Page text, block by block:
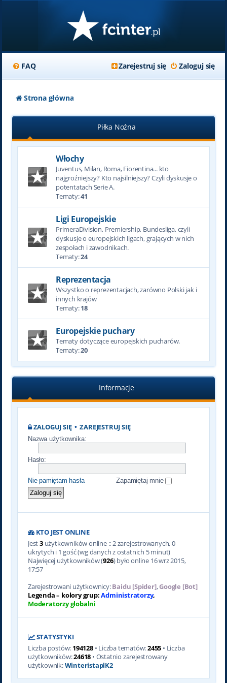
FAQ Zaloguj się
Zarejestruj się
Strona główna
Piłka Nożna
Włochy
Juventus, Milan, Roma, Fiorentina... kto
najgroźniejszy? Kto najsilniejszy? Czyli dyskusje o
potentatach Serie A.
Tematy:41
Ligi Europejskie
PrimeraDivision, Premiership, Bundesliga, czyli
dyskusje o europejskich ligach, grających w nich
zespołach i zawodnikach.
Tematy:24
Reprezentacja
Wszystko o reprezentacjach, zarówno Polski jak i
innych krajów
Tematy:18
Europejskie puchary
Tematy dotyczące europejskich pucharów.
Tematy:20
Informacje
ZALOGUJ SIĘ•ZAREJESTRUJ SIĘ
Nazwa użytkownika:
Hasło:
Nie pamiętam hasła Zapamiętaj mnie
KTO JEST ONLINE
Jest3użytkowników online :: 2 zarejestrowanych, 0
ukrytych i 1 gość (wg danych z ostatnich 5 minut)
Najwięcej użytkowników (926) było online 16 wrz 2015,
17:57
Zarejestrowani użytkownicy:Baidu [Spider],Google [Bot]
Legenda – kolory grup:Administratorzy,
Moderatorzy globalni
STATYSTYKI
Liczba postów: 194128• Liczba tematów:2455 • Liczba
użytkowników:24618 • Ostatnio zarejestrowany
użytkownik:WinteristaplK2